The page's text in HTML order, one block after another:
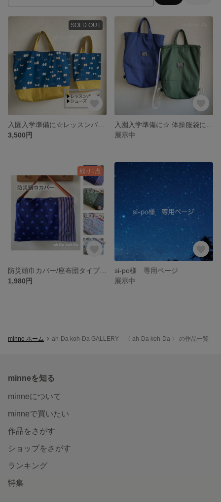
SOLD OUT
3,500円
展示中
残り1点
防災頭巾カバー/座布団タイプ 48×35cm
1,980円
si-po様 専用ページ
展示中
minne ホーム ah-Da koh-Da GALLERY 〈 ah-Da koh-Da 〉 の作品一覧
minneを知る
minneについて
minneで買いたい
作品をさがす
ショップをさがす
ランキング
特集